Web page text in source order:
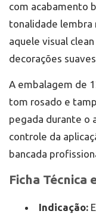
com acabamento
tonalidade lembra
aquele visual
decorações
A embalagem de
tom rosado e
pegada durante o
controle da
bancada
Ficha Técnica
Indicação: